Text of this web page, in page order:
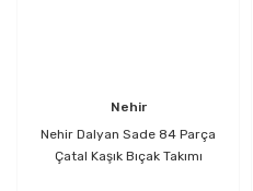
Nehir
Nehir Dalyan Sade 84 Parça
Çatal Kaşık Bıçak Takımı